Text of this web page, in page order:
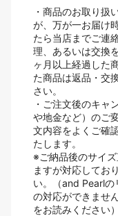
・商品のお取り扱
が、万が一お届け
たら当店までご連
理、あるいは交換
ヶ月以上経過した
た商品は返品・交
さい。
・ご注文後のキャ
や地金など）のご
文内容をよくご確
たします。
※ご納品後のサイ
ますが対応してお
い。（and Pearlの
の対応ができませ
をお読みください）